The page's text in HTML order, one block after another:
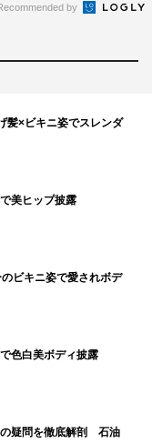
すてきなことだな
でもない。そんな
でも側にいます。
くかわいい物語で
by
髪×ビキニ姿でスレンダ
美ヒップ披露
ビキニ姿で愛されボデ
色白美ボディ披露
の疑問を徹底解剖 石油